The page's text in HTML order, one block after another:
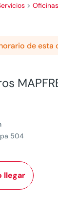
>
de
504
llegar